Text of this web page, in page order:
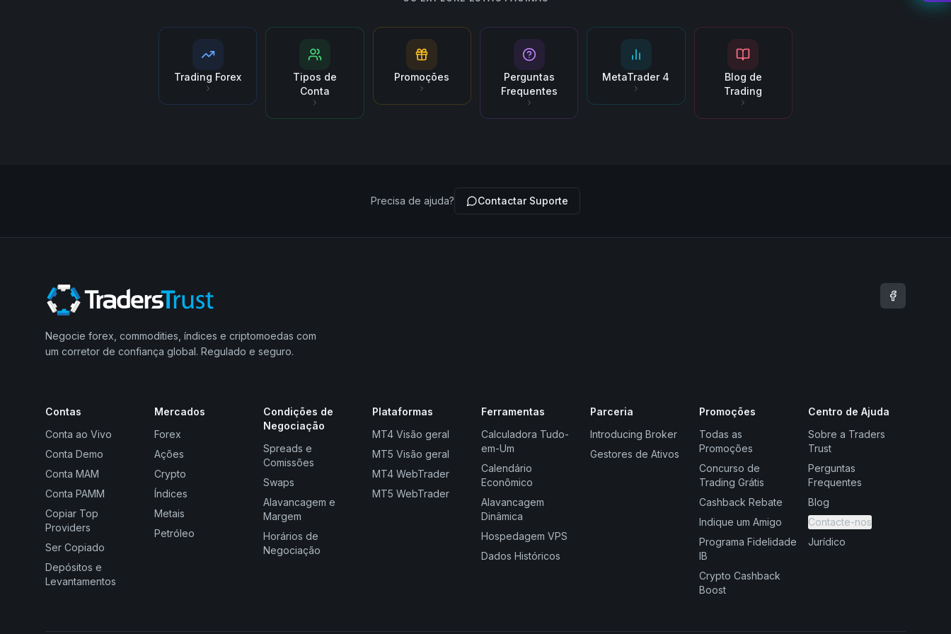
Trading Forex
Tipos de
Conta
Promoções
Perguntas
Frequentes
MetaTrader 4
Blog de
Trading
Precisa de ajuda? Contactar Suporte
Negocie forex, commodities, índices e criptomoedas com
um corretor de confiança global. Regulado e seguro.
Contas
Conta ao Vivo
Conta Demo
Conta MAM
Conta PAMM
Copiar Top
Providers
Ser Copiado
Depósitos e
Levantamentos
Mercados
Forex
Ações
Crypto
Índices
Metais
Petróleo
Condições de
Negociação
Spreads e
Comissões
Swaps
Alavancagem e
Margem
Horários de
Negociação
Plataformas
MT4 Visão geral
MT5 Visão geral
MT4 WebTrader
MT5 WebTrader
Ferramentas
Calculadora Tudo-
em-Um
Calendário
Econômico
Alavancagem
Dinâmica
Hospedagem VPS
Dados Históricos
Parceria
Introducing Broker
Gestores de Ativos
Promoções
Todas as
Promoções
Concurso de
Trading Grátis
Cashback Rebate
Indique um Amigo
Programa Fidelidade
IB
Crypto Cashback
Boost
Centro de Ajuda
Sobre a Traders
Trust
Perguntas
Frequentes
Blog
Contacte-nos
Jurídico